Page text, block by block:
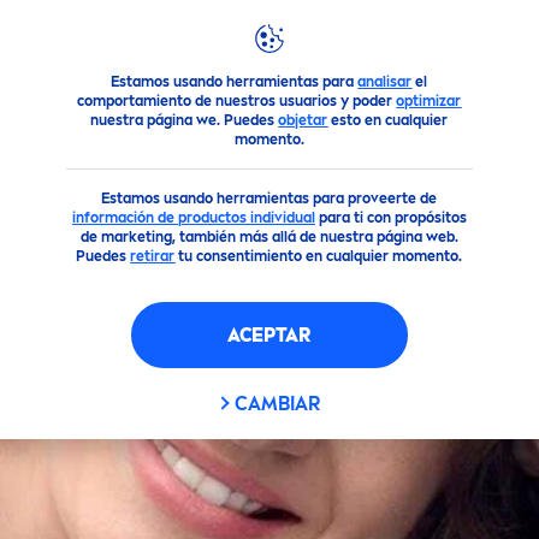
Estamos usando herramientas paraanalisar el
comportamiento de nuestros usuarios y poderoptimizar
nuestra página we. Puedesobjetar esto en cualquier
momento.
Estamos usando herramientas para proveerte de
información de productos individual para ti con propósitos
de marketing, también más allá de nuestra página web.
Puedesretirar tu consentimiento en cualquier momento.
ACEPTAR
CAMBIAR
Todos nuestros productos Cuidado Corporal
RANGO DE PRODUCTO
Invisible Black & White
Pearl & Beauty
Stress Protect
TIPO DE PIEL